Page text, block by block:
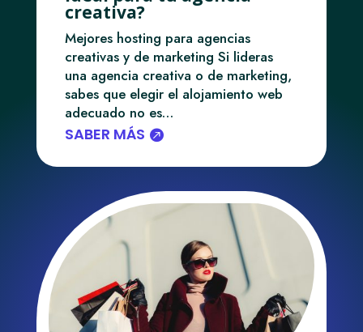
creativa?
Mejores hosting para agencias
creativas y de marketing Si lideras
una agencia creativa o de marketing,
sabes que elegir el alojamiento web
adecuado no es…
SABER MÁS